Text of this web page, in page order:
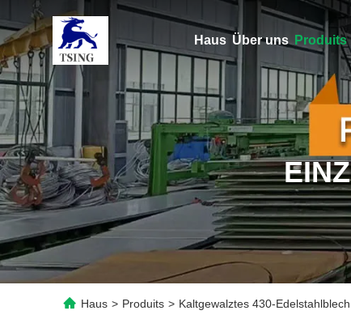
Haus Über uns Produits
Haus > Produits > Kaltgewalztes 430-